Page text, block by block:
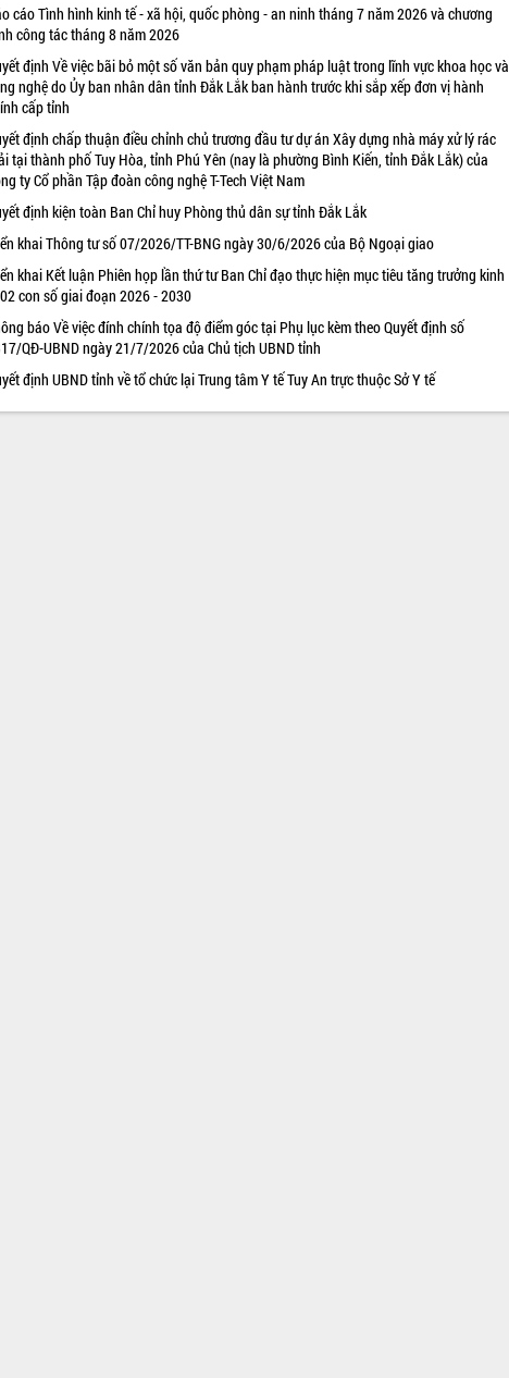
cáo Tình hình kinh tế - xã hội, quốc phòng - an ninh tháng 7 năm 2026 và chương
công tác tháng 8 năm 2026
định Về việc bãi bỏ một số văn bản quy phạm pháp luật trong lĩnh vực khoa học và
nghệ do Ủy ban nhân dân tỉnh Đắk Lắk ban hành trước khi sắp xếp đơn vị hành
cấp tỉnh
định chấp thuận điều chỉnh chủ trương đầu tư dự án Xây dựng nhà máy xử lý rác
tại thành phố Tuy Hòa, tỉnh Phú Yên (nay là phường Bình Kiến, tỉnh Đắk Lắk) của
ty Cổ phần Tập đoàn công nghệ T-Tech Việt Nam
định kiện toàn Ban Chỉ huy Phòng thủ dân sự tỉnh Đắk Lắk
khai Thông tư số 07/2026/TT-BNG ngày 30/6/2026 của Bộ Ngoại giao
khai Kết luận Phiên họp lần thứ tư Ban Chỉ đạo thực hiện mục tiêu tăng trưởng kinh
con số giai đoạn 2026 - 2030
báo Về việc đính chính tọa độ điểm góc tại Phụ lục kèm theo Quyết định số
QĐ-UBND ngày 21/7/2026 của Chủ tịch UBND tỉnh
định UBND tỉnh về tổ chức lại Trung tâm Y tế Tuy An trực thuộc Sở Y tế